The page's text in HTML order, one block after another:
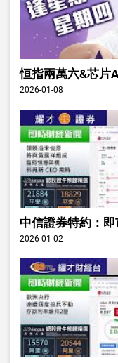
恒指兩萬六&芯片
2026-01-08
中信證券特約：
2026-01-02